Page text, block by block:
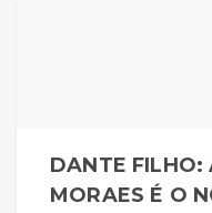
DANTE FILHO:
MORAES É O